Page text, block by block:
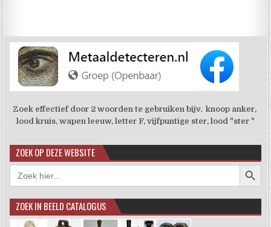
Zoek effectief door 2 woorden te gebruiken bijv. knoop anker,
lood kruis, wapen leeuw, letter F, vijfpuntige ster, lood "ster "
ZOEK OP DEZE WEBSITE
Zoek
naar:
ZOEK IN BEELD CATALOGUS